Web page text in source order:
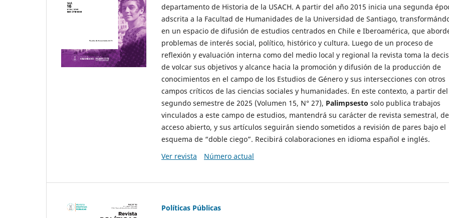
departamento de Historia de la USACH. A partir del año 2015 inicia una segunda
adscrita a la Facultad de Humanidades de la Universidad de Santiago,
en un espacio de difusión de estudios centrados en Chile e Iberoamérica, que
problemas de interés social, político, histórico y cultura. Luego de un proceso de
reflexión y evaluación interna como del medio local y regional la revista toma la
de volcar sus objetivos y alcance hacia la promoción y difusión de la producción de
conocimientos en el campo de los Estudios de Género y sus intersecciones con otros
campos críticos de las ciencias sociales y humanidades. En este contexto, a partir del
segundo semestre de 2025 (Volumen 15, N° 27), Palimpsesto solo publica trabajos
vinculados a este campo de estudios, mantendrá su carácter de revista semestral, de
acceso abierto, y sus artículos seguirán siendo sometidos a revisión de pares bajo el
esquema de “doble ciego”. Recibirá colaboraciones en idioma español e inglés.
Ver revista
Número actual
Políticas Públicas